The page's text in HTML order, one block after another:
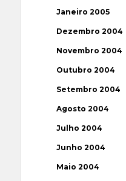
Janeiro 2005
Dezembro 2004
Novembro 2004
Outubro 2004
Setembro 2004
Agosto 2004
Julho 2004
Junho 2004
Maio 2004